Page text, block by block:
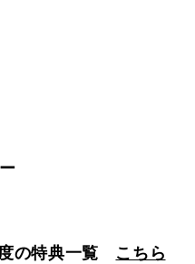
の特典一覧 こちら